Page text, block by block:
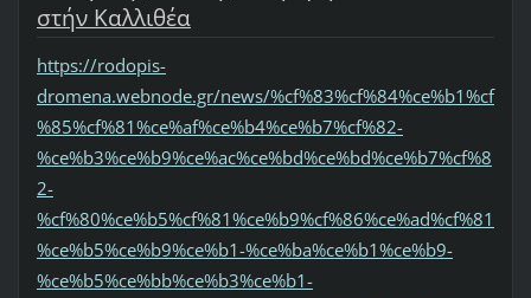
στήν Καλλιθέα
https://rodopis-
dromena.webnode.gr/news/%cf%83%cf%84%ce%b1%cf
%85%cf%81%ce%af%ce%b4%ce%b7%cf%82-
%ce%b3%ce%b9%ce%ac%ce%bd%ce%bd%ce%b7%cf%8
2-
%cf%80%ce%b5%cf%81%ce%b9%cf%86%ce%ad%cf%81
%ce%b5%ce%b9%ce%b1-%ce%ba%ce%b1%ce%b9-
%ce%b5%ce%bb%ce%b3%ce%b1-